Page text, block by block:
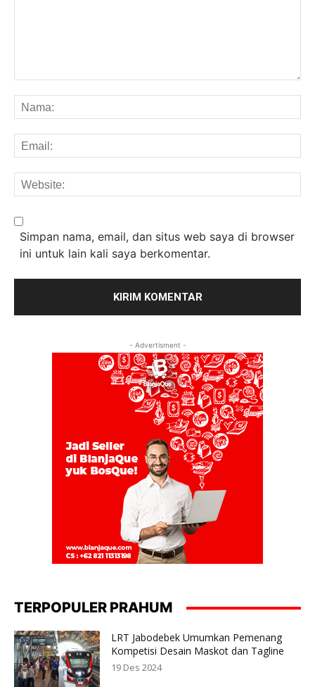
Simpan nama, email, dan situs web saya di browser
ini untuk lain kali saya berkomentar.
- Advertisment -
TERPOPULER PRAHUM
LRT Jabodebek Umumkan Pemenang
Kompetisi Desain Maskot dan Tagline
19 Des 2024